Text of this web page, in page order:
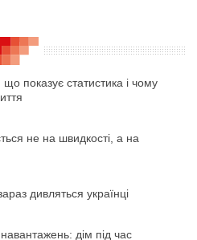
показує статистика і чому
не на швидкості, а на
дивляться українці
дім під час